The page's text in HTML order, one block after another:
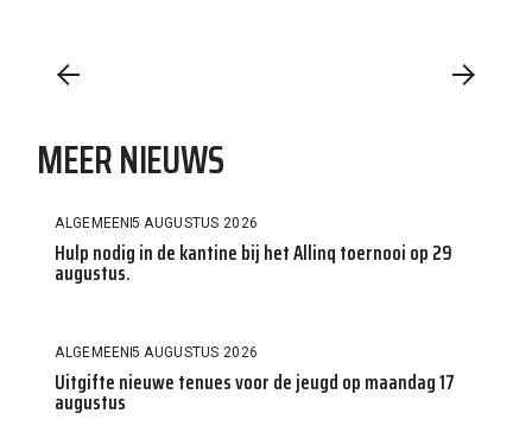
MEER NIEUWS
ALGEMEEN5 AUGUSTUS 2026
Hulp nodig in de kantine bij het Allinq toernooi op 29
augustus.
ALGEMEEN5 AUGUSTUS 2026
Uitgifte nieuwe tenues voor de jeugd op maandag 17
augustus